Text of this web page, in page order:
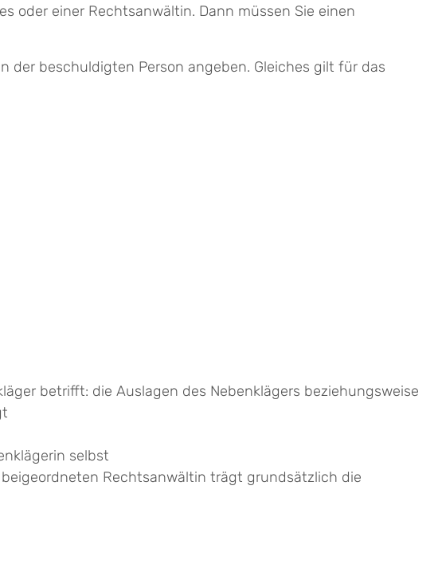
oder einer Rechtsanwältin. Dann müssen Sie einen
der beschuldigten Person angeben. Gleiches gilt für das
betrifft: die Auslagen des Nebenklägers beziehungsweise
selbst
Rechtsanwältin trägt grundsätzlich die